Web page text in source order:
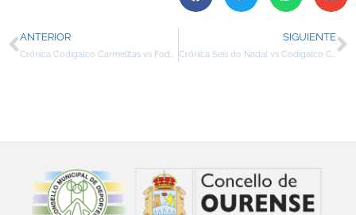
ANTERIOR
Crónica Codigalco Carmelitas vs Fodeba Gijón
SIGUIENTE
Crónica Seis do Nadal vs Codigalco Carmelitas